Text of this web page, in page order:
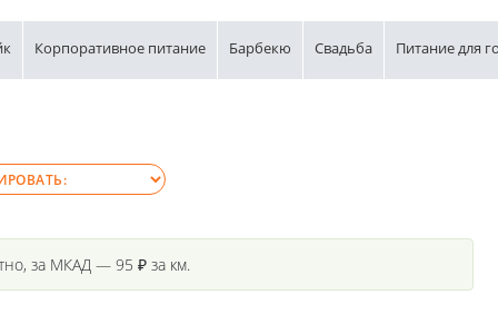
Корпоративное питание Барбекю Свадьба Питание для
за МКАД — 95 ₽ за км.